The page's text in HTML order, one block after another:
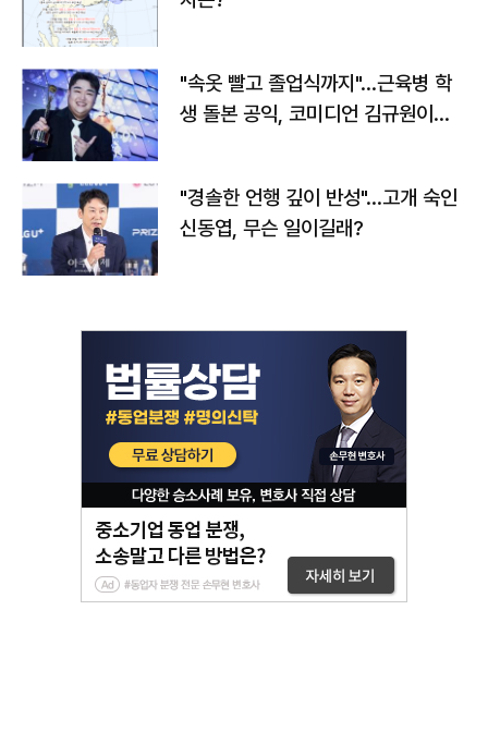
"속옷 빨고 졸업식까지"…근육병 학
생 돌본 공익, 코미디언 김규원이었
"경솔한 언행 깊이 반성"…고개 숙인
신동엽, 무슨 일이길래?